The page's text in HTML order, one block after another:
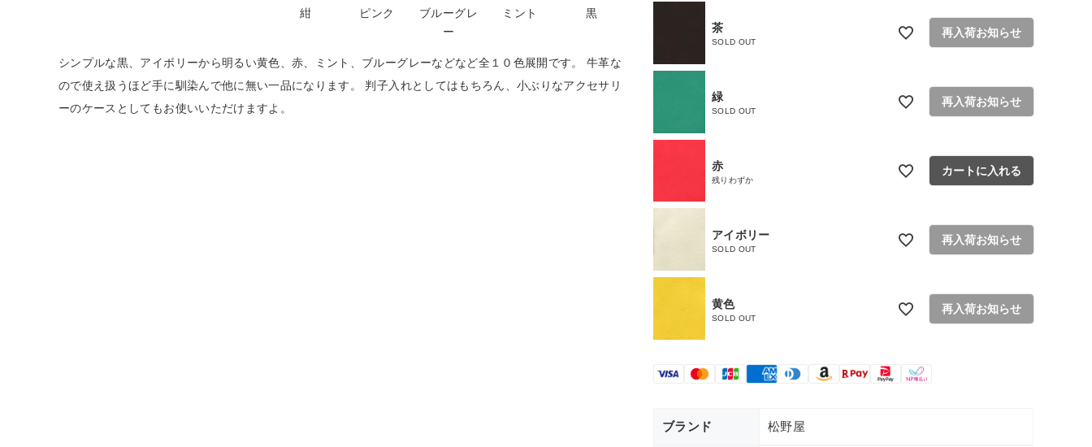
ギフト
紺 ピンク
ブルーグレ
ー
ミント 黒
シンプルな黒、アイボリーから明るい黄色、赤、ミント、ブルーグレーなどなど全１０色展開です。 牛革な
ので使え扱うほど手に馴染んで他に無い一品になります。 判子入れとしてはもちろん、小ぶりなアクセサリ
ーのケースとしてもお使いいただけますよ。
茶
SOLD OUT
再入荷お知らせ
緑
SOLD OUT
再入荷お知らせ
赤
残りわずか
カートに入れる
アイボリー
SOLD OUT
再入荷お知らせ
黄色
SOLD OUT
再入荷お知らせ
ブランド 松野屋